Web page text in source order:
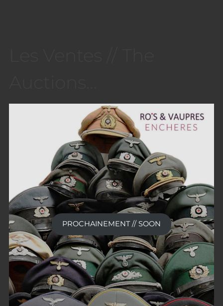
PROCHAINEMENT // SOON